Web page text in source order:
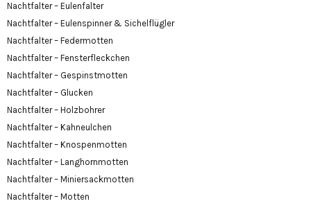
Nachtfalter – Eulenfalter
Nachtfalter – Eulenspinner & Sichelflügler
Nachtfalter – Federmotten
Nachtfalter – Fensterfleckchen
Nachtfalter – Gespinstmotten
Nachtfalter – Glucken
Nachtfalter – Holzbohrer
Nachtfalter – Kahneulchen
Nachtfalter – Knospenmotten
Nachtfalter – Langhornmotten
Nachtfalter – Miniersackmotten
Nachtfalter – Motten